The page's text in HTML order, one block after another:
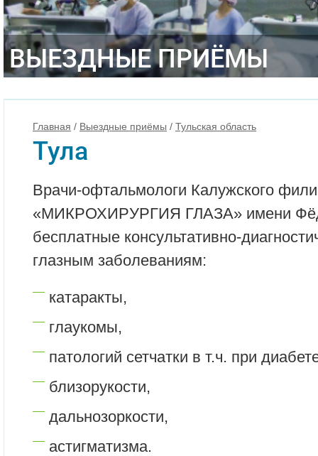
ВЫЕЗДНЫЕ ПРИЁМЫ
Главная / Выездные приёмы / Тульская область
Тула
Врачи-офтальмологи Калужского
«МИКРОХИРУРГИЯ ГЛАЗА» имени
бесплатные консультативно-
глазным заболеваниям:
катаракты,
глаукомы,
патологий сетчатки в т.ч. при
близорукости,
дальнозоркости,
астигматизма.